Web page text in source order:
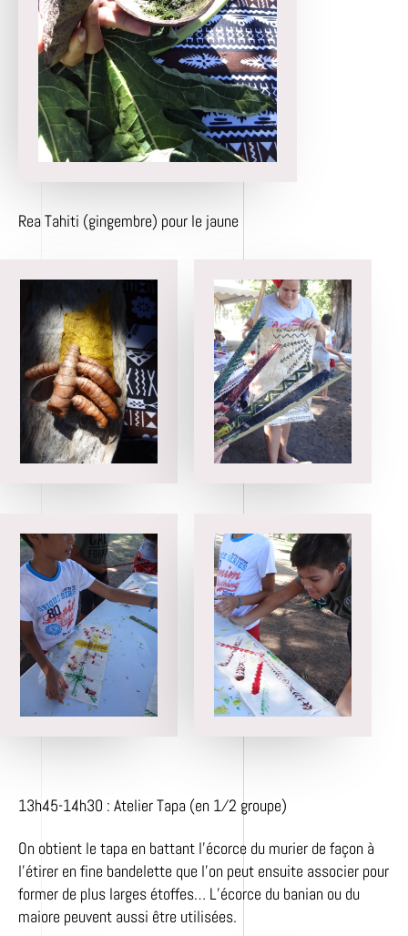
Rea Tahiti (gingembre) pour le jaune
13h45-14h30 : Atelier Tapa (en 1⁄2 groupe)
On obtient le tapa en battant l’écorce du murier de façon à
l’étirer en fine bandelette que l’on peut ensuite associer pour
former de plus larges étoffes… L’écorce du banian ou du
maiore peuvent aussi être utilisées.